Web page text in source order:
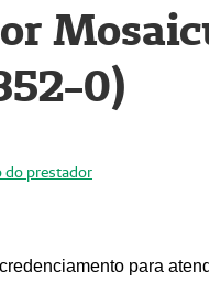
0)
do prestador
para